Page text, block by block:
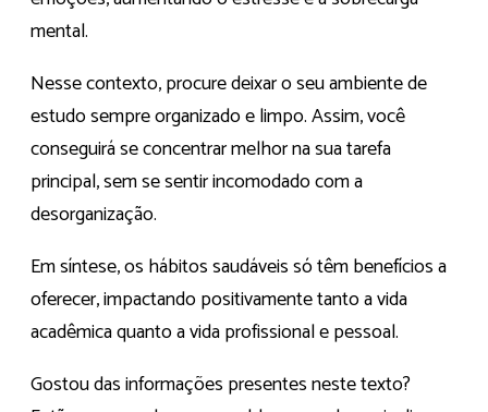
mental.
Nesse contexto, procure deixar o seu ambiente de
estudo sempre organizado e limpo. Assim, você
conseguirá se concentrar melhor na sua tarefa
principal, sem se sentir incomodado com a
desorganização.
Em síntese, os hábitos saudáveis só têm benefícios a
oferecer, impactando positivamente tanto a vida
acadêmica quanto a vida profissional e pessoal.
Gostou das informações presentes neste texto?